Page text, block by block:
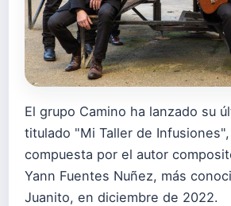
El grupo Camino ha lanzado su
titulado "Mi Taller de
compuesta por el autor
Yann Fuentes Nuñez, más
Juanito, en diciembre de 2022.